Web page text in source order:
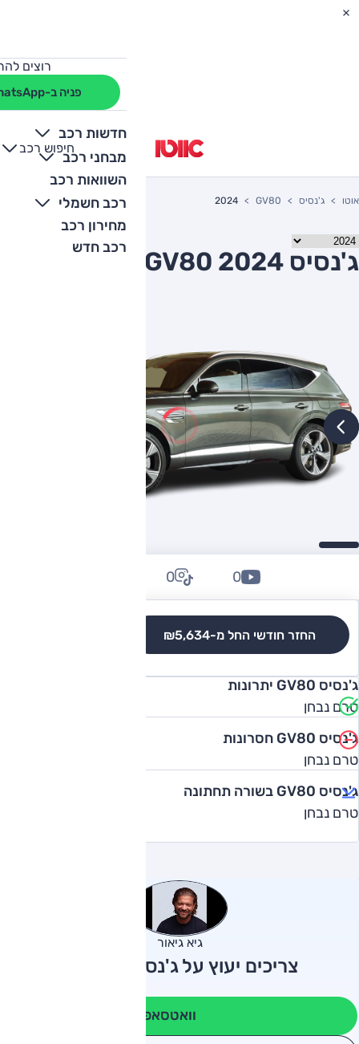
רוצים
פניה ב-WhatsApp
חדשות רכב
מבחני רכב
השוואות רכב
רכב חשמלי
מחירון רכב
רכב חדש
חיפוש רכב
+
-
אוטו ג'נסיס GV80
2024
ג'נסיס GV80 2024 יד שניה
החזר חודשי החל מ-₪5,634
0
0
ג'נסיס GV80 יתרונות
טרם נבחן
ג'נסיס GV80 חסרונות
טרם נבחן
ג'נסיס GV80 בשורה תחתונה
טרם נבחן
גיא גיאור
צריכים יעוץ על ג'נסיס GV80?
וואטסאפ